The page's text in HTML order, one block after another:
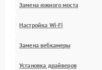
Замена южного моста
Настройка Wi-Fi
Замена вебкамеры
Установка драйверов